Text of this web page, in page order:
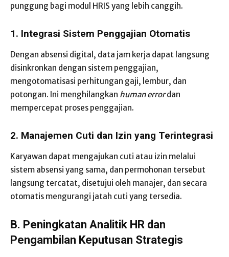
punggung bagi modul HRIS yang lebih canggih.
1. Integrasi Sistem Penggajian Otomatis
Dengan absensi digital, data jam kerja dapat langsung
disinkronkan dengan sistem penggajian,
mengotomatisasi perhitungan gaji, lembur, dan
potongan. Ini menghilangkan human errordan
mempercepat proses penggajian.
2. Manajemen Cuti dan Izin yang Terintegrasi
Karyawan dapat mengajukan cuti atau izin melalui
sistem absensi yang sama, dan permohonan tersebut
langsung tercatat, disetujui oleh manajer, dan secara
otomatis mengurangi jatah cuti yang tersedia.
B. Peningkatan Analitik HR dan
Pengambilan Keputusan Strategis